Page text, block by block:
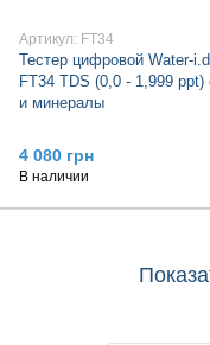
Артикул: FT34
Тестер цифровой Water-i.d
FT34 TDS (0,0 - 1,999 ppt)
и минералы
4 080 грн
В наличии